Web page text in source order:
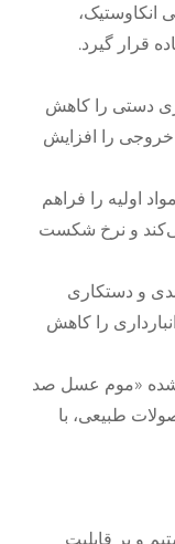
انکاوستیک،
قرار گیرد.
دستی را کاهش
را افزایش
اولیه را فراهم
و نرخ شکست
و دستکاری
را کاهش
«موم عسل صد
طبیعی، با
و بر قابلیت